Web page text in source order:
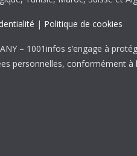
| Politique de cookies
– 1001infos s’engage à
personnelles, conformément à